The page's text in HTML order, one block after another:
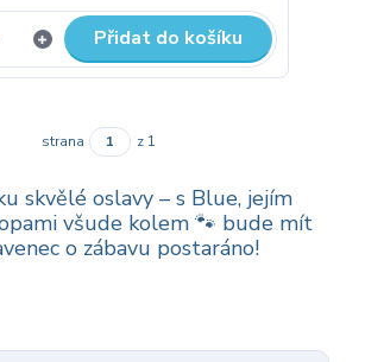
Přidat do košíku
strana z 1
skvělé oslavy – s Blue, jejím
všude kolem 🐾 bude mít
o zábavu postaráno!